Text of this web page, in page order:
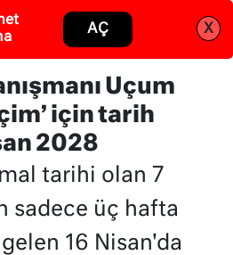
AÇ X
Abone ol Giriş
Uçum
için tarih
2028
tarihi olan 7
sadece üç hafta
16 Nisan'da